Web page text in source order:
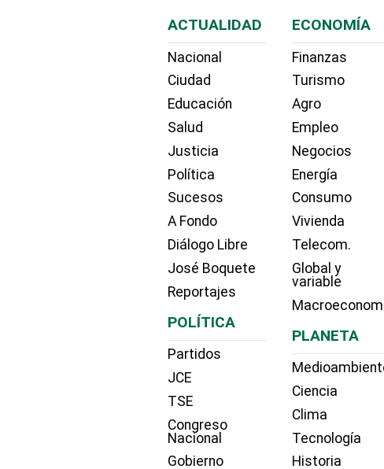
ACTUALIDAD
Nacional
Ciudad
Educación
Salud
Justicia
Política
Sucesos
A Fondo
Diálogo Libre
José Boquete
Reportajes
POLÍTICA
Partidos
JCE
TSE
Congreso
Nacional
Gobierno
ECONOMÍA
Finanzas
Turismo
Agro
Empleo
Negocios
Energía
Consumo
Vivienda
Telecom.
Global y
variable
PLANETA
Ciencia
Clima
Tecnología
Historia